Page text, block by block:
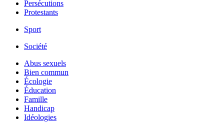
Persécutions
Protestants
Sport
Société
Abus sexuels
Bien commun
Écologie
Éducation
Famille
Handicap
Idéologies